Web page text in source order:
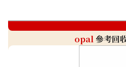
opal參考回